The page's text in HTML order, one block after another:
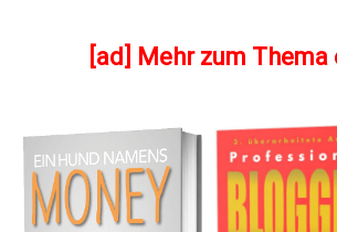
[ad] Mehr zum Thema